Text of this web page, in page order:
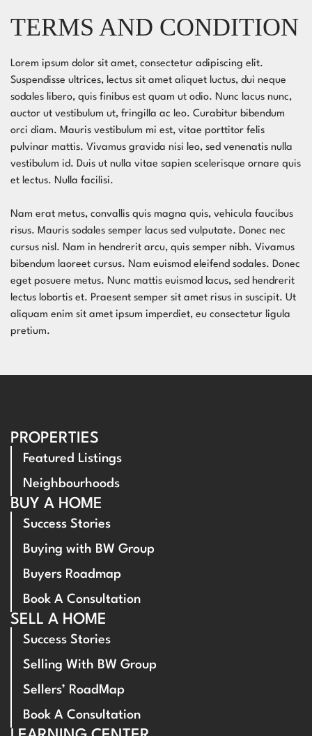
TERMS AND CONDITION
Lorem ipsum dolor sit amet, consectetur adipiscing elit.
Suspendisse ultrices, lectus sit amet aliquet luctus, dui neque
sodales libero, quis finibus est quam ut odio. Nunc lacus nunc,
auctor ut vestibulum ut, fringilla ac leo. Curabitur bibendum
orci diam. Mauris vestibulum mi est, vitae porttitor felis
pulvinar mattis. Vivamus gravida nisi leo, sed venenatis nulla
vestibulum id. Duis ut nulla vitae sapien scelerisque ornare quis
et lectus. Nulla facilisi.
Nam erat metus, convallis quis magna quis, vehicula faucibus
risus. Mauris sodales semper lacus sed vulputate. Donec nec
cursus nisl. Nam in hendrerit arcu, quis semper nibh. Vivamus
bibendum laoreet cursus. Nam euismod eleifend sodales. Donec
eget posuere metus. Nunc mattis euismod lacus, sed hendrerit
lectus lobortis et. Praesent semper sit amet risus in suscipit. Ut
aliquam enim sit amet ipsum imperdiet, eu consectetur ligula
pretium.
PROPERTIES
Featured Listings
Neighbourhoods
BUY A HOME
Success Stories
Buying with BW Group
Buyers Roadmap
Book A Consultation
SELL A HOME
Success Stories
Selling With BW Group
Sellers’ RoadMap
Book A Consultation